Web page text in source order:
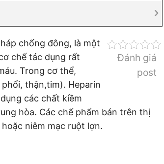
Đánh giá
post
chống đông, là một
chế tác dụng rất
Trong cơ thể,
thận,tim). Heparin
các chất kiềm
hòa. Các chế phẩm bán trên thị
niêm mạc ruột lợn.